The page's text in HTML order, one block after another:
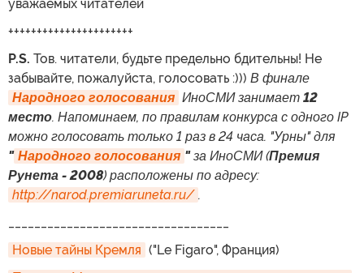
уважаемых читателей
++++++++++++++++++++++
P.S. Тов. читатели, будьте предельно бдительны! Не
забывайте, пожалуйста, голосовать :))) В финале
Народного голосования ИноСМИ занимает 12
место. Напоминаем, по правилам конкурса с одного IP
можно голосовать только 1 раз в 24 часа. "Урны" для
" Народного голосования "за ИноСМИ (Премия
Рунета - 2008) расположены по адресу:
http://narod.premiaruneta.ru/ .
Новые тайны Кремля ("Le Figaro", Франция)